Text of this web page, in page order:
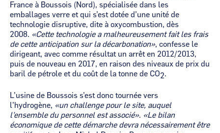
France à Boussois (Nord), spécialisée dans les
emballages verre et qui s’est dotée d’une unité de
technologie disruptive, dite à oxycombustion, dès
2008. «Cette technologie a malheureusement fait les frais
de cette anticipation sur la décarbonation», confesse le
dirigeant, avec comme résultat un arrêt en 2012/2013,
puis de nouveau en 2017, en raison des niveaux de prix du
baril de pétrole et du coût de la tonne de CO2.
L’usine de Boussois s’est donc tournée vers
l’hydrogène, «un challenge pour le site, auquel
l’ensemble du personnel est associé». «Le bilan
économique de cette démarche devra nécessairement être